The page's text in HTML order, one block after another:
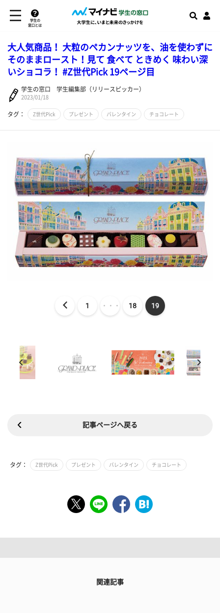
学生の
窓口とは
大人気商品！ 大粒のペカンナッツを、油を使わずに
そのままロースト！見て 食べて ときめく 味わい深
いショコラ！ #Z世代Pick 19ページ目
学生の窓口 学生編集部（リリースピッカー）
2023/01/18
タグ： Z世代Pick プレゼント バレンタイン チョコレート
1 ・・・ 18 19
記事ページへ戻る
タグ： Z世代Pick プレゼント バレンタイン チョコレート
関連記事